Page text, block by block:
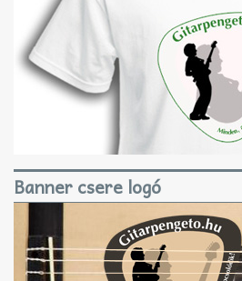
Banner csere logó